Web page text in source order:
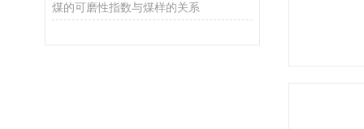
煤的可磨性指数与煤样的关系